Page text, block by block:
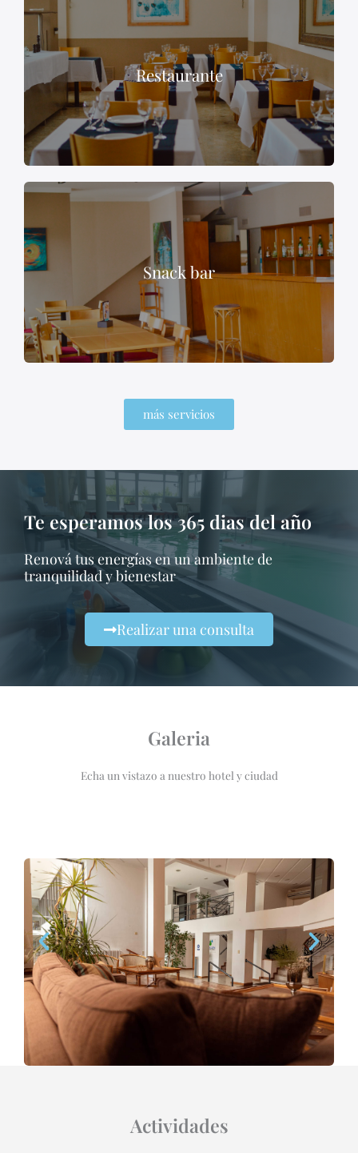
Restaurante
Snack bar
más servicios
Te esperamos los 365 dias del año
Renová tus energías en un ambiente de
tranquilidad y bienestar
Realizar una consulta
Galeria
Echa un vistazo a nuestro hotel y ciudad
Actividades